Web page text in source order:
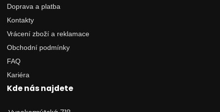
Doprava a platba
Kontakty
Vrácení zboží a reklamace
Obchodní podmínky
FAQ
Kariéra
Kde nás najdete